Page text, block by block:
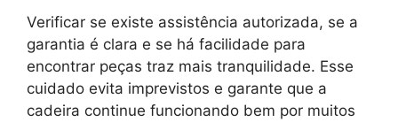
Verificar se existe assistência autorizada, se a
garantia é clara e se há facilidade para
encontrar peças traz mais tranquilidade. Esse
cuidado evita imprevistos e garante que a
cadeira continue funcionando bem por muitos